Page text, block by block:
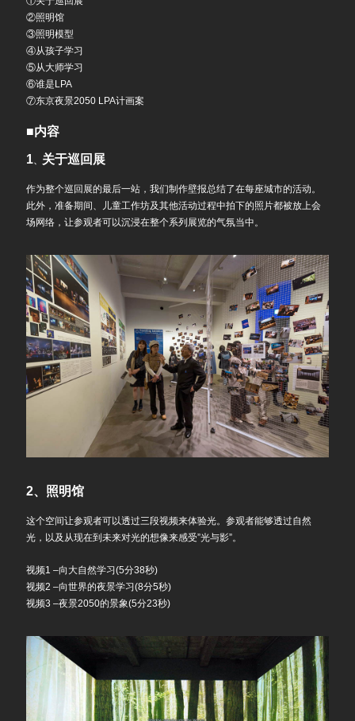
②照明馆
③照明模型
④从孩子学习
⑤从大师学习
⑥谁是LPA
⑦东京夜景2050 LPA计画案
■内容
1、 关于巡回展
作为整个巡回展的最后一站，我们制作壁报总结了在每座城市的活动。
此外，准备期间、儿童工作坊及其他活动过程中拍下的照片都被放上会
场网络，让参观者可以沉浸在整个系列展览的气氛当中。
2、照明馆
这个空间让参观者可以透过三段视频来体验光。参观者能够透过自然
光，以及从现在到未来对光的想像来感受”光与影”。
视频1 –向大自然学习(5分38秒)
视频2 –向世界的夜景学习(8分5秒)
视频3 –夜景2050的景象(5分23秒)